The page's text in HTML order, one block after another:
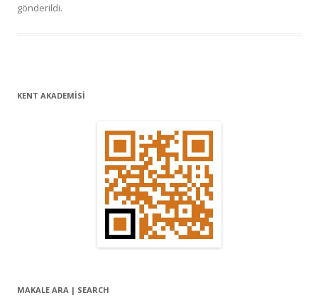
gönderildi.
KENT AKADEMİSİ
MAKALE ARA | SEARCH